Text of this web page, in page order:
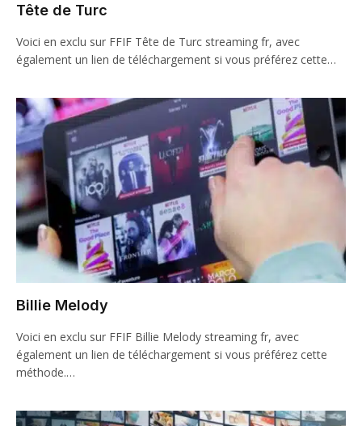
Tête de Turc
Voici en exclu sur FFIF Tête de Turc streaming fr, avec
également un lien de téléchargement si vous préférez cette…
Billie Melody
Voici en exclu sur FFIF Billie Melody streaming fr, avec
également un lien de téléchargement si vous préférez cette
méthode.…